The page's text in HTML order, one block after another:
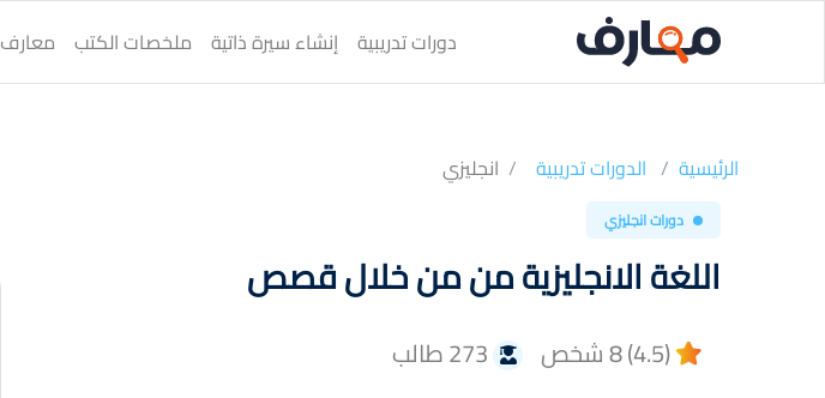
دورات تدريبية إنشاء سيرة ذاتية ملخصات الكتب معارف Ai
الرئيسية الدورات تدريبية انجليزي
دورات انجليزي
اللغة الانجليزية من من خلال قصص
(4.5) 8 شخص 273 طالب